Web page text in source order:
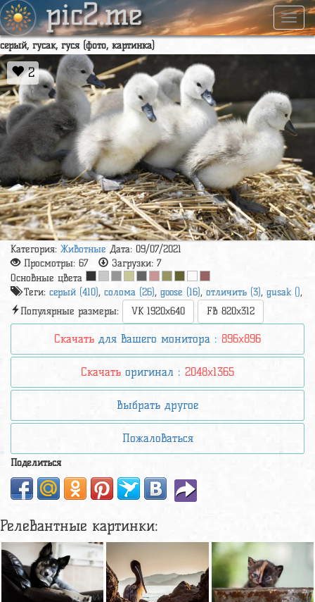
pic2.me
серый, гусак, гуся (фото, картинка)
2
Категория: Животные Дата: 09/07/2021
Просмотры: 67 Загрузки: 7
Основные цвета
Теги: серый (410), солома (26), goose (16), отличить (3), gusak (),
Популярные размеры:
VK 1920x640 FB 820x312
Скачать для вашего монитора : 896x896
Скачать оригинал : 2048x1365
Выбрать другое
Пожаловаться
Поделиться
Релевантные картинки: